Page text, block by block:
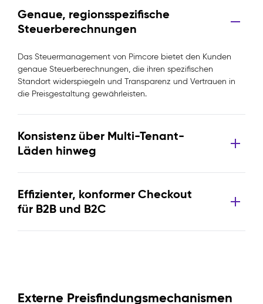
Genaue, regionsspezifische
Steuerberechnungen
Das Steuermanagement von Pimcore bietet den Kunden
genaue Steuerberechnungen, die ihren spezifischen
Standort widerspiegeln und Transparenz und Vertrauen in
die Preisgestaltung gewährleisten.
Konsistenz über Multi-Tenant-
Läden hinweg
Effizienter, konformer Checkout
für B2B und B2C
Externe Preisfindungsmechanismen